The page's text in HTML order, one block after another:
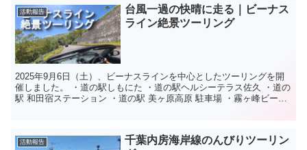
活動報告
台風一過の快晴に走る｜ビーナス
ライン絶景ツーリング
2025年9月6日（土）、ビーナスラインを中心としたツーリングを開
催しました。 ・道の駅しもにた ・道の駅ヘルシーテラス佐久 ・道の
駅 和田宿ステーション ・道の駅 美ヶ原高原 駐車場 ・霧ヶ峰ビーナ
活動報告
千葉内房海岸線のんびりツーリン